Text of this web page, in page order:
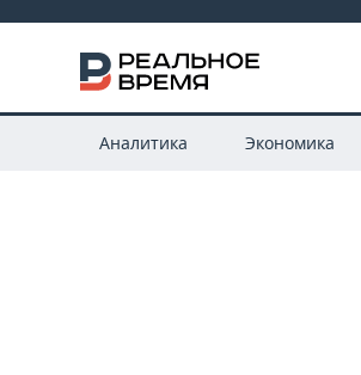
Аналитика Экономика